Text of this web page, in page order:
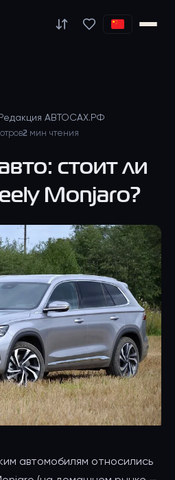
Редакция АВТОСАХ.РФ
2 мин чтения
стоит ли
Monjaro?
автомобилям относились